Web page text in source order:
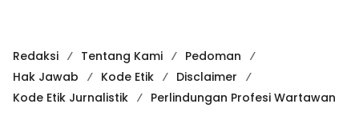
Redaksi Tentang Kami
Pedoman
Hak Jawab
Kode Etik
Disclaimer
Kode Etik Jurnalistik
Perlindungan Profesi Wartawan